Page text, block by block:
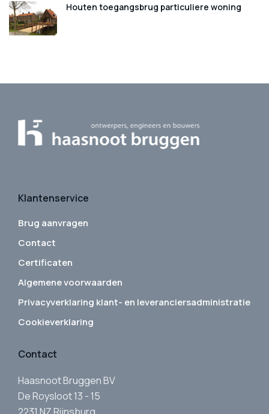
Houten toegangsbrug particuliere woning
Klantenservice
Brug aanvragen
Contact
Certificaten
Algemene voorwaarden
Privacyverklaring klant- en leveranciersadministratie
Cookieverklaring
Contact
Haasnoot Bruggen BV
De Roysloot 13 - 15